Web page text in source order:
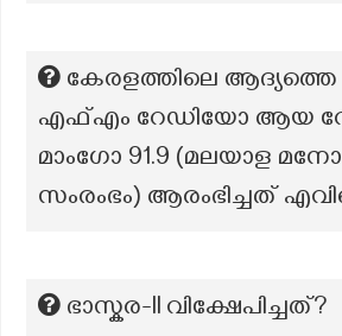
കേരളത്തിലെ ആദ്യത്തെ
എഫ്എം റേഡിയോ ആയ
മാംഗോ 91.9 (മലയാള
സംരംഭം) ആരംഭിച്ചത്
ഭാസ്കര-II വിക്ഷേപിച്ചത്?